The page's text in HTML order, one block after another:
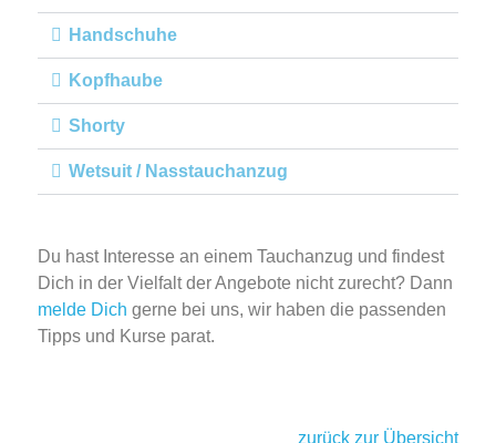
Handschuhe
Kopfhaube
Shorty
Wetsuit / Nasstauchanzug
Du hast Interesse an einem Tauchanzug und findest
Dich in der Vielfalt der Angebote nicht zurecht? Dann
melde Dich gerne bei uns, wir haben die passenden
Tipps und Kurse parat.
zurück zur Übersicht